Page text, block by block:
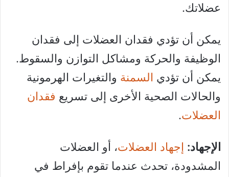
عضلاتك.
يمكن أن تؤدي فقدان العضلات إلى فقدان
الوظيفة والحركة ومشاكل التوازن والسقوط.
يمكن أن تؤدي السمنة والتغيرات الهرمونية
والحالات الصحية الأخرى إلى تسريع فقدان
العضلات.
الإجهاد: إجهاد العضلات، أو العضلات
المشدودة، تحدث عندما تقوم بإفراط في